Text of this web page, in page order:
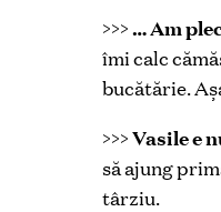
>>>… Am
îmi calc
bucătărie.
>>>Vasile e
să ajung
târziu.